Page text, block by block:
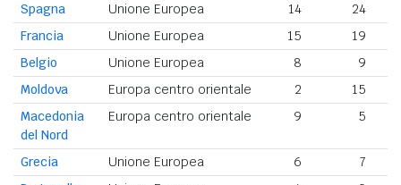
Spagna
Unione Europea 14 24
Francia
Unione Europea 15
19
Belgio
Unione Europea 8
9
Moldova
Europa centro orientale 2
15
Macedonia
del Nord
Europa centro orientale 9 5
Grecia Unione Europea 6
7